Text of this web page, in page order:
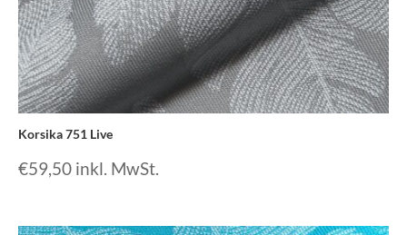
Korsika 751 Live
€59,50 inkl. MwSt.